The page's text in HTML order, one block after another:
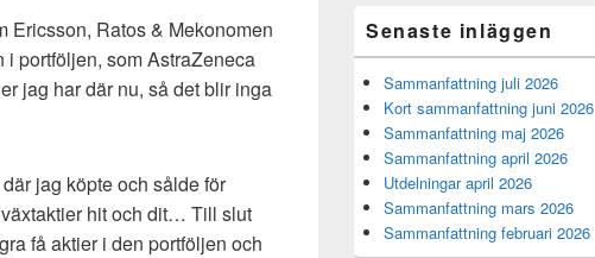
Ericsson, Ratos & Mekonomen
portföljen, som AstraZeneca
jag har där nu, så det blir inga
jag köpte och sålde för
hit och dit… Till slut
få aktier i den portföljen och
Senaste inläggen
Sammanfattning juli 2026
Kort sammanfattning juni 2026
Sammanfattning maj 2026
Sammanfattning april 2026
Utdelningar april 2026
Sammanfattning mars 2026
Sammanfattning februari 2026